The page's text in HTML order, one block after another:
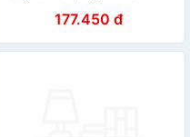
Lớn Siêu Tiện Dụng - Hàng
chính hãng inochi ( Tặng
kèm khăn lau pakasa) Giao
177.450 đ